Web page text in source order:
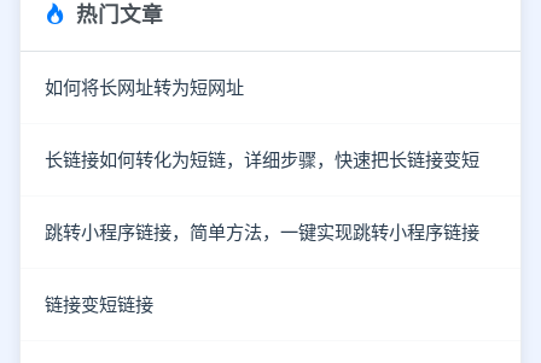
热门文章
如何将长网址转为短网址
长链接如何转化为短链，详细步骤，快速把长链接变短
跳转小程序链接，简单方法，一键实现跳转小程序链接
链接变短链接